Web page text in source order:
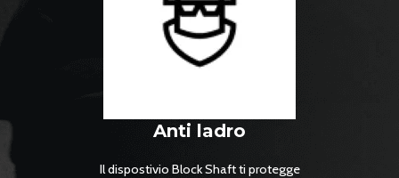
Anti ladro
Il dispostivio Block Shaft ti protegge